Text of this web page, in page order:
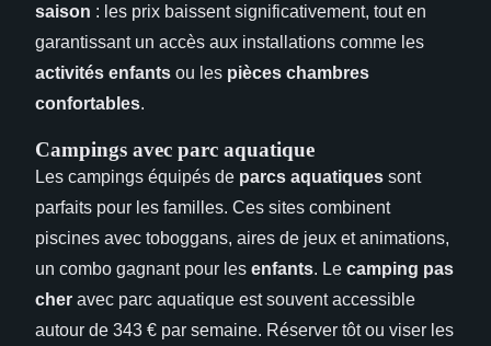
saison : les prix baissent significativement, tout en
garantissant un accès aux installations comme les
activités enfants ou les pièces chambres
confortables.
Campings avec parc aquatique
Les campings équipés de parcs aquatiques sont
parfaits pour les familles. Ces sites combinent
piscines avec toboggans, aires de jeux et animations,
un combo gagnant pour les enfants. Le camping pas
cher avec parc aquatique est souvent accessible
autour de 343 € par semaine. Réserver tôt ou viser les